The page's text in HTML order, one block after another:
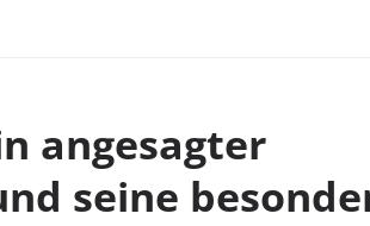
angesagter
seine